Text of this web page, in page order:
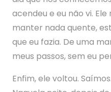
acendeu e eu não vi.
manter nada quente,
que eu fazia. De uma
meus passos, sem eu
Enfim, ele voltou.